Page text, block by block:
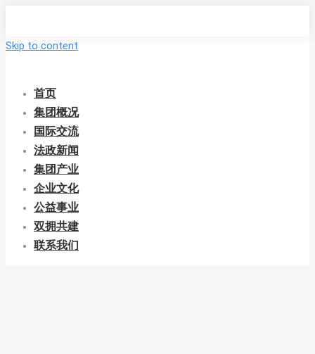
Skip to content
首页
集团概况
国际交流
法政新闻
集团产业
企业文化
公益事业
双拥共建
联系我们